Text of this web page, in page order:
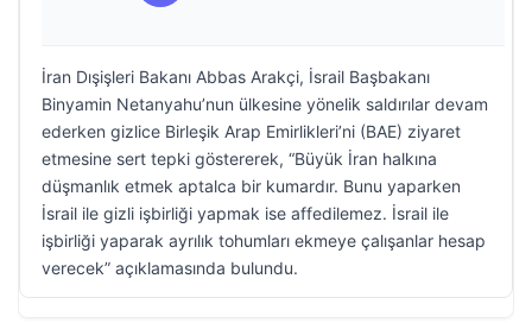
İran Dışişleri Bakanı Abbas Arakçi, İsrail Başbakanı
Binyamin Netanyahu’nun ülkesine yönelik saldırılar devam
ederken gizlice Birleşik Arap Emirlikleri’ni (BAE) ziyaret
etmesine sert tepki göstererek, “Büyük İran halkına
düşmanlık etmek aptalca bir kumardır. Bunu yaparken
İsrail ile gizli işbirliği yapmak ise affedilemez. İsrail ile
işbirliği yaparak ayrılık tohumları ekmeye çalışanlar hesap
verecek” açıklamasında bulundu.